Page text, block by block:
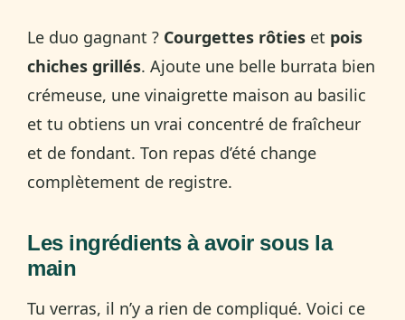
Le duo gagnant ? Courgettes rôties et pois
chiches grillés. Ajoute une belle burrata bien
crémeuse, une vinaigrette maison au basilic
et tu obtiens un vrai concentré de fraîcheur
et de fondant. Ton repas d’été change
complètement de registre.
Les ingrédients à avoir sous la
main
Tu verras, il n’y a rien de compliqué. Voici ce